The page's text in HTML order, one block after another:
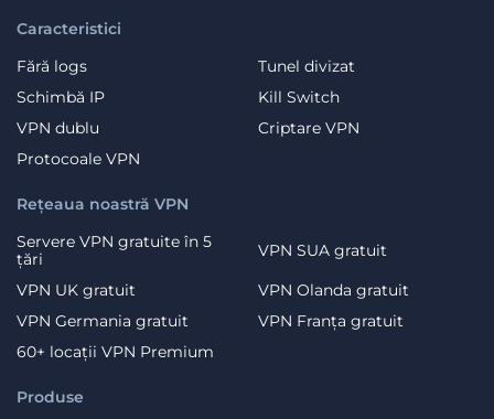
Caracteristici
Fără logs
Tunel divizat
Schimbă IP
Kill Switch
VPN dublu
Criptare VPN
Protocoale VPN
Produse
Rețeaua noastră VPN
Servere VPN gratuite în 5
țări
VPN SUA gratuit
VPN UK gratuit
VPN Olanda gratuit
VPN Germania gratuit
VPN Franța gratuit
60+ locații VPN Premium